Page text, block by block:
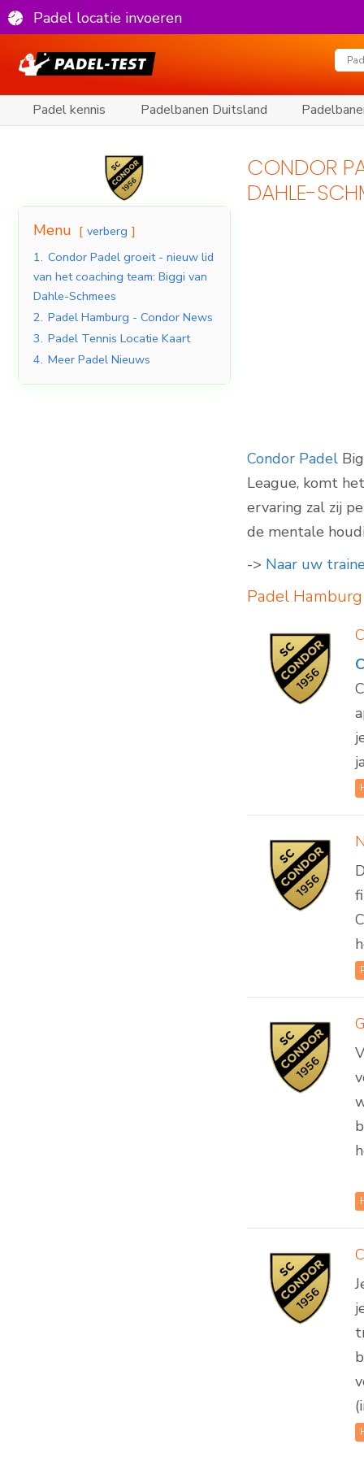
Padel locatie invoeren
Padel kennis Padelbanen Duitsland
Menu
verberg
1. Condor Padel groeit - nieuw lid
van het coaching team: Biggi van
Dahle-Schmees
2. Padel Hamburg - Condor News
3. Padel Tennis Locatie Kaart
4. Meer Padel Nieuws
CONDOR
DAHLE-
Condor Padel
League, komt
ervaring zal zij
de mentale
-> Naar uw
Padel